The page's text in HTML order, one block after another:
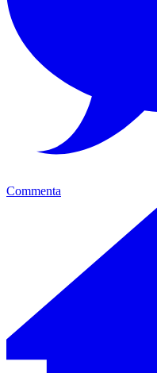
Commenta